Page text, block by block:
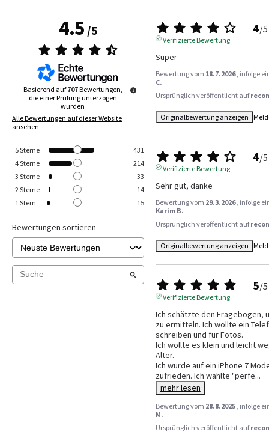
4.5/5
Basierend auf707Bewertungen,
die einer Prüfung unterzogen
wurden
Alle Bewertungen auf dieser Website
ansehen
5Sterne
431
4Sterne
214
3 Sterne
33
2 Sterne
14
1 Stern 15
Bewertungen sortieren
4/5
Verifizierte Bewertung
Super
Bewertung vom 18.7.2026 , infolge
C.
Ursprünglich veröffentlicht auf
Originalbewertung anzeigen
4/5
Verifizierte Bewertung
Sehr gut, danke
Bewertung vom 29.3.2026 , infolge
Karim B.
Ursprünglich veröffentlicht auf
Originalbewertung anzeigen
5/5
Verifizierte Bewertung
Ich schätzte den Fragebogen,
zu ermitteln. Ich wollte ein
schreiben und für Fotos.
Ich wollte es klein und leicht
Alter.
Ich wurde auf ein iPhone 7
zufrieden. Ich wählte "perfe...
mehr lesen
Bewertung vom 28.8.2025 , infolge
M.
Ursprünglich veröffentlicht auf